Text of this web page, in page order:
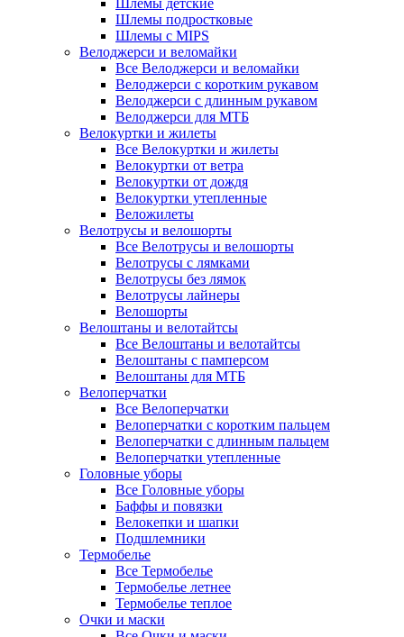
Шлемы детские
Шлемы подростковые
Шлемы с MIPS
Велоджерси и веломайки
Все Велоджерси и веломайки
Велоджерси с коротким рукавом
Велоджерси с длинным рукавом
Велоджерси для МТБ
Велокуртки и жилеты
Все Велокуртки и жилеты
Велокуртки от ветра
Велокуртки от дождя
Велокуртки утепленные
Веложилеты
Велотрусы и велошорты
Все Велотрусы и велошорты
Велотрусы с лямками
Велотрусы без лямок
Велотрусы лайнеры
Велошорты
Велоштаны и велотайтсы
Все Велоштаны и велотайтсы
Велоштаны с памперсом
Велоштаны для МТБ
Велоперчатки
Все Велоперчатки
Велоперчатки с коротким пальцем
Велоперчатки с длинным пальцем
Велоперчатки утепленные
Головные уборы
Все Головные уборы
Баффы и повязки
Велокепки и шапки
Подшлемники
Термобелье
Все Термобелье
Термобелье летнее
Термобелье теплое
Очки и маски